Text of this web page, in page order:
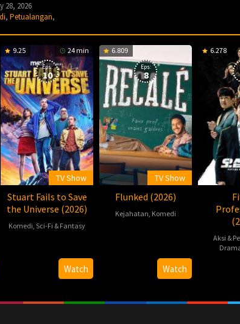
28, 2026
, Petualangan,
9.25 24 min
Eps:
10
TV Show
Stuart Fails to Save
the Universe (2026)
Komedi, Sci-Fi & Fantasy
Watch
6.809
Eps:
8
TV Show
Flunked (2026)
Kejahatan, Komedi
Watch
6.278
Aksi &